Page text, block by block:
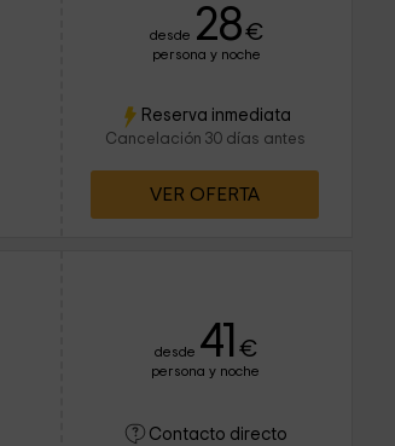
desde 28€
persona y noche
Reserva inmediata
Cancelación 30 días antes
VER OFERTA
desde 41 €
persona y noche
Contacto directo